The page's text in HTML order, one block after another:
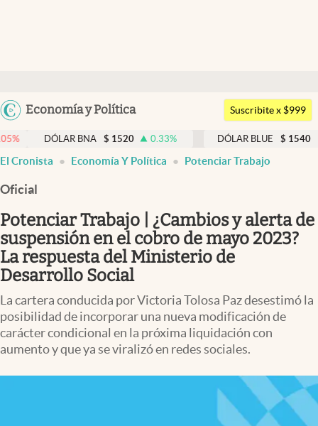
Argentina
Uruguay
Economía y Política
Members
Economía y Política
Finanzas y Mercados
Mercados Online
Negocios
Columnistas
Otras secciones
Apertura
Infotechnology
Clase
Suscribite x $999
BNA $ 1520 0.33% DÓLAR BLUE $ 1540 -0.32%
El Cronista Economía Y Política Potenciar Trabajo
Oficial
Potenciar Trabajo | ¿Cambios y alerta de
suspensión en el cobro de mayo 2023?
La respuesta del Ministerio de
Desarrollo Social
La cartera conducida por Victoria Tolosa Paz desestimó la
posibilidad de incorporar una nueva modificación de
carácter condicional en la próxima liquidación con
aumento y que ya se viralizó en redes sociales.